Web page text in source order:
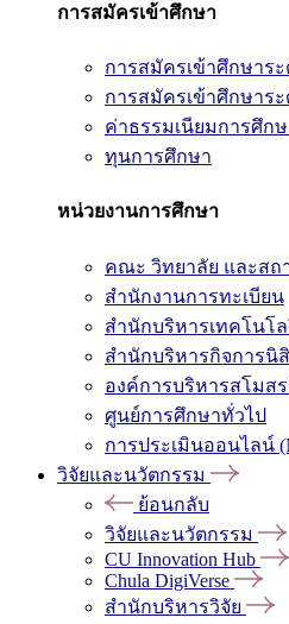
การสมัครเข้าศึกษา
การสมัครเข้าศึกษา
การสมัครเข้าศึกษาร
ค่าธรรมเนียมการศึก
ทุนการศึกษา
หน่วยงานการศึกษา
คณะ วิทยาลัย และสถ
สำนักงานการทะเบียน
สำนักบริหารเทคโนโ
สำนักบริหารกิจการนิ
องค์การบริหารสโมส
ศูนย์การศึกษาทั่วไป
การประเมินออนไลน์
วิจัยและนวัตกรรม
ย้อนกลับ
วิจัยและนวัตกรรม
CU Innovation Hub
Chula DigiVerse
สำนักบริหารวิจัย